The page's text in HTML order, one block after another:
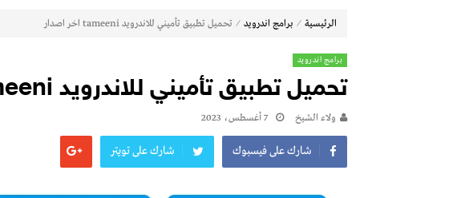
الرئيسية ⁄ برامج اندرويد ⁄ تحميل تطبيق تأميني للاندرويد tameeni اخر اصدار
برامج اندرويد
تحميل تطبيق تأميني للاندرويد Tameeni اخر اصدار
ولاء الشيخ 7 أغسطس، 2023
شارك على فيسبوك شارك على تويتر